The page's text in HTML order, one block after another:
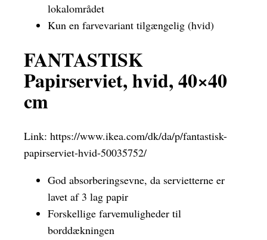
lokalområdet
Kun en farvevariant tilgængelig (hvid)
FANTASTISK
Papirserviet, hvid, 40×40
cm
Link: https://www.ikea.com/dk/da/p/fantastisk-
papirserviet-hvid-50035752/
God absorberingsevne, da servietterne er
lavet af 3 lag papir
Forskellige farvemuligheder til
borddækningen